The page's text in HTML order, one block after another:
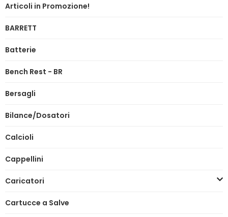
Articoli in Promozione!
BARRETT
Batterie
Bench Rest - BR
Bersagli
Bilance/Dosatori
Calcioli
Cappellini
Caricatori
Cartucce a Salve